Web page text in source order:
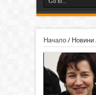
Начало/ Новини